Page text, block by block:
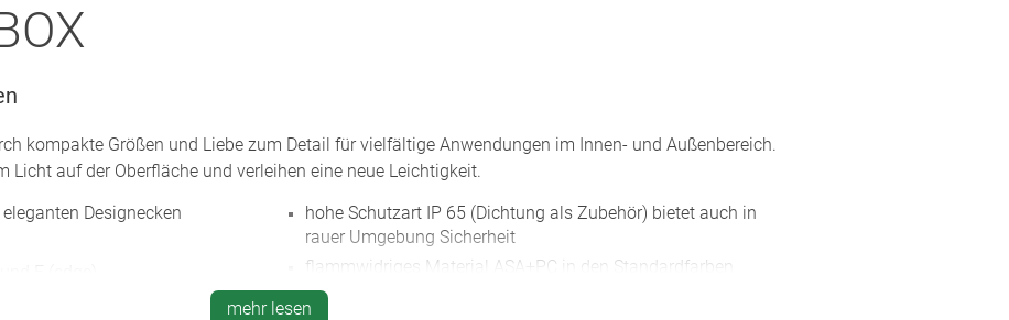
kompakte Größen und Liebe zum Detail für vielfältige Anwendungen im Innen- und Außenbereich.
Licht auf der Oberfläche und verleihen eine neue Leichtigkeit.
Designecken
hohe Schutzart IP 65 (Dichtung als Zubehör) bietet auch in
rauer Umgebung Sicherheit
flammwidriges Material ASA+PC in den Standardfarben
verkehrsweiß und anthrazitgrau,
NEU
mehr lesen